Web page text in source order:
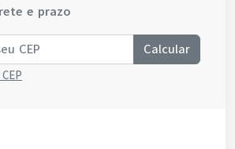
e prazo
Calcular